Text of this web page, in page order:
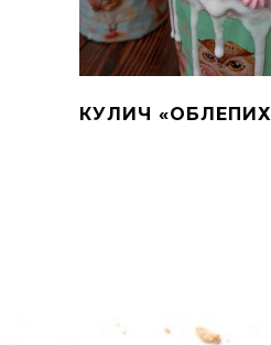
КУЛИЧ